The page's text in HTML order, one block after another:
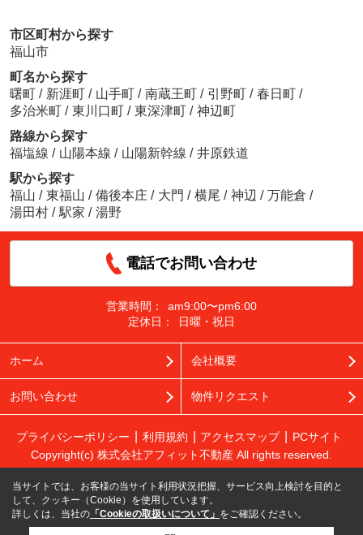
市区町村から探す
福山市
町名から探す
曙町 / 新涯町 / 山手町 / 南蔵王町 / 引野町 / 春日町 /
多治米町 / 東川口町 / 東深津町 / 神辺町
路線から探す
福塩線 / 山陽本線 / 山陽新幹線 / 井原鉄道
駅から探す
福山 / 東福山 / 備後本庄 / 大門 / 横尾 / 神辺 / 万能倉 /
湯田村 / 駅家 / 湯野
電話でお問い合わせ
営業時間：
am9:00〜pm6:00
定休日：
日曜・祝日
ホーム 会社概要
お問い合わせ 物件リクエスト
プライバシーポリシー 利用規約 アクセスマップ
PCサイト
Copyright(c) 株式会社アフィット不動産 All rights reserved.
当サイトでは、お客様の当サイト利用状況把握、サービス向上検討を目的と
して、クッキー（Cookie）を使用しています。
詳しくは、当社の 「Cookieの取扱いについて」 をご確認ください。